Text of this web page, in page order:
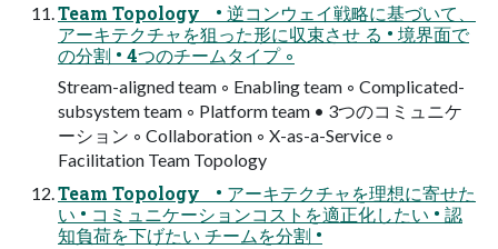
Team Topology • 逆コンウェイ戦略に基づいて、
アーキテクチャを狙った形に収束させ る • 境界面で
の分割 • 4つのチームタイプ ◦
Stream-aligned team ◦ Enabling team ◦ Complicated-
subsystem team ◦ Platform team • 3つのコミュニケ
ーション ◦ Collaboration ◦ X-as-a-Service ◦
Facilitation Team Topology
Team Topology • アーキテクチャを理想に寄せた
い • コミュニケーションコストを適正化したい • 認
知負荷を下げたい チームを分割 •